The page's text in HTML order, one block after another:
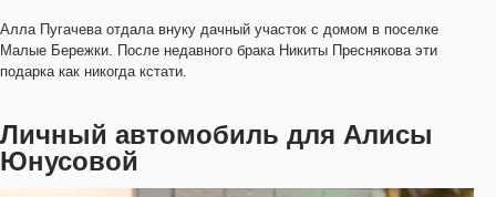
Алла Пугачева отдала внуку дачный участок с домом в поселке
Малые Бережки. После недавного брака Никиты Преснякова эти
подарка как никогда кстати.
Личный автомобиль для Алисы
Юнусовой